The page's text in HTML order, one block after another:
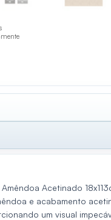
Acetinado
e acabamento
um visual